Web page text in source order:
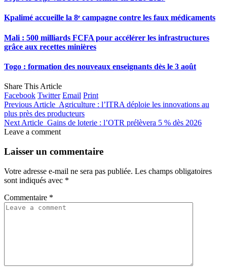
Kpalimé accueille la 8ᵉ campagne contre les faux médicaments
Mali : 500 milliards FCFA pour accélérer les infrastructures
grâce aux recettes minières
Togo : formation des nouveaux enseignants dès le 3 août
Share This Article
Facebook Twitter Email Print
Previous Article Agriculture : l’ITRA déploie les innovations au
plus près des producteurs
Next Article Gains de loterie : l’OTR prélèvera 5 % dès 2026
Leave a comment
Laisser un commentaire
Votre adresse e-mail ne sera pas publiée. Les champs obligatoires
sont indiqués avec *
Commentaire *